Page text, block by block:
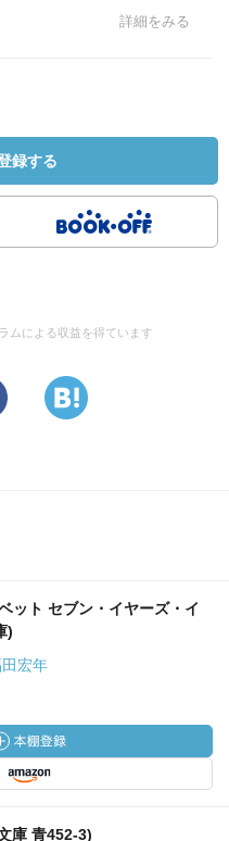
詳細をみる
録する
ムによる収益を得ています
ット セブン・イヤーズ・イ
)
宏年
庫 青452-3)